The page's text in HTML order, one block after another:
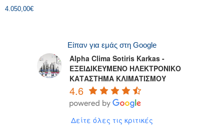
4.050,00€
Είπαν για εμάς στη Google
Alpha Clima Sotiris Karkas -
ΕΞΕΙΔΙΚΕΥΜΕΝΟ ΗΛΕΚΤΡΟΝΙΚΟ
ΚΑΤΑΣΤΗΜΑ ΚΛΙΜΑΤΙΣΜΟΥ
4.6
Δείτε όλες τις κριτικές